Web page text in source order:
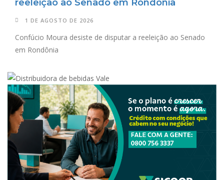
reeleição ao Senado em Rondônia
1 DE AGOSTO DE 2026
Confúcio Moura desiste de disputar a reeleição ao Senado
em Rondônia